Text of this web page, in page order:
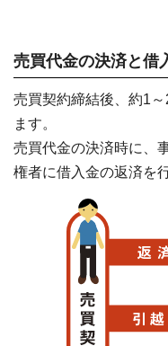
売買代金の決済と借
売買契約締結後、約1
ます。
売買代金の決済時に、
権者に借入金の返済を